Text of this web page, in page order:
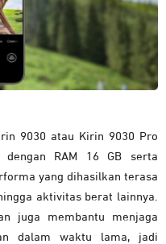
9030 atau Kirin 9030 Pro
dengan RAM 16 GB serta
yang dihasilkan terasa
aktivitas berat lainnya.
juga membantu menjaga
dalam waktu lama, jadi